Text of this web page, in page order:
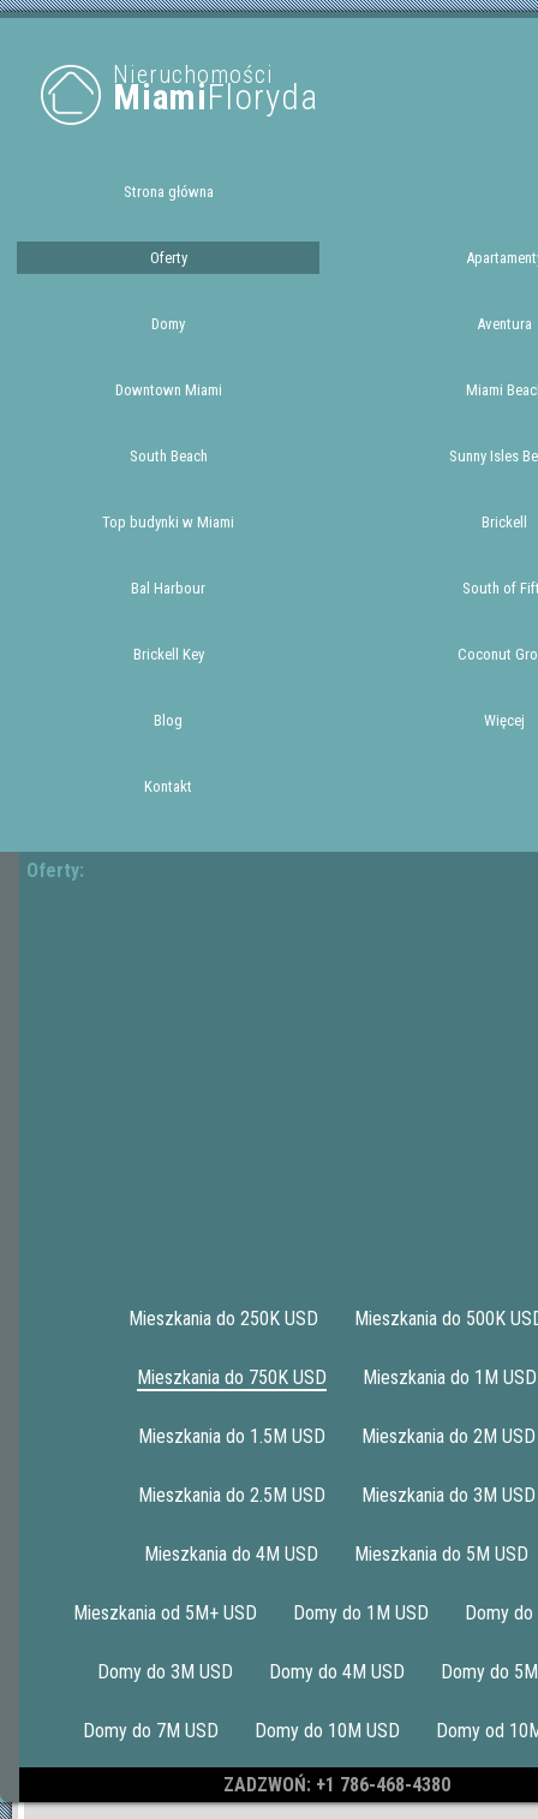
Nieruchomości
MiamiFloryda
Strona główna
Oferty
Domy Aventura
Downtown Miami Miami
South Beach Sunny Isles
Top budynki w Miami Brickell
Bal Harbour South of
Brickell Key Coconut
Blog Więcej
Kontakt
Oferty:
Mieszkania do 250K USD Mieszkania do 500K
Mieszkania do 750K USD Mieszkania do 1M USD
Mieszkania do 1.5M USD Mieszkania do 2M USD
Mieszkania do 2.5M USD Mieszkania do 3M USD
Mieszkania do 4M USD Mieszkania do 5M USD
Mieszkania od 5M+ USD Domy do 1M USD Domy
Domy do 3M USD Domy do 4M USD Domy do
Domy do 7M USD Domy do 10M USD Domy od
ZADZWOŃ: +1 786-468-4380
1 2 3 5 >|
Townhouse